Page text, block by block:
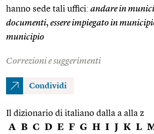
hanno sede tali uffici: andare in
documenti, essere impiegato in
municipio
Correzioni e suggerimenti
Condividi
Il dizionario di italiano dalla a alla z
A B C D E F G H I J K L